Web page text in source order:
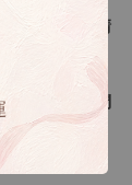
遇缺貨情形請
或者調價我們
主動聯繫後